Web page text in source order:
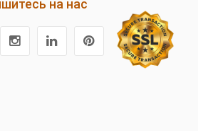
на нас